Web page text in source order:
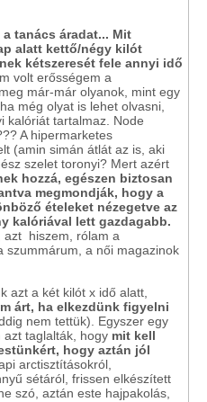
tanács áradat... Mit
alatt kettő/négy kilót
kétszeresét fele annyi idő
volt erősségem a
már-már olyanok, mint egy
még olyat is lehet olvasni,
kalóriát tartalmaz. Node
A hipermarketes
(amin simán átlát az is, aki
szelet toronyi? Mert azért
hozzá, egészen biztosan
megmondják, hogy a
ételeket nézegetve az
kalóriával lett gazdagabb.
azt hiszem, rólam a
szummárum, a női magazinok
azt a két kilót x idő alatt,
árt, ha elkezdünk figyelni
nem tettük). Egyszer egy
taglalták, hogy mit kell
hogy aztán jól
arctisztításokról,
sétáról, frissen elkészített
szó, aztán este hajpakolás,